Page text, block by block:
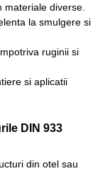
diverse.
la smulgere si
ruginii si
si aplicatii
DIN 933
din otel sau